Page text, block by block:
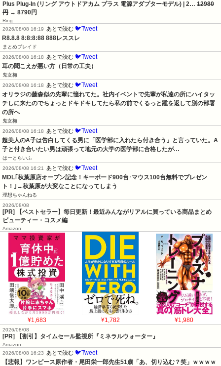
Plus Plug-In (リング アウトドアカム プラス 電源アダプターモデル) | 2… 12980
円 → 8790円
Ring
2026/08/08 16:19
あとで読む 🐦Tweet
R8.8.8 8:8:8:88 888レススレ
まとめブレイド
2026/08/08 16:18
あとで読む 🐦Tweet
耳の聞こえが悪い方（日常の工夫）
鬼女梅
2026/08/08 16:18
あとで読む 🐦Tweet
オリラジの藤森似の先輩に憧れてた。社内イベントで先輩が私達の所にハイタッ
チしに来たのでちょっとドキドキしてたら私の前でくるっと踵を返して別の部署
の所へ
鬼女梅
2026/08/08 16:18
あとで読む 🐦Tweet
超美人のA子は告白してくる男に「医学部に入れたら付き合う」と言っていた。A
子と付き合いたい男は頑張って地元の大学の医学部に合格したが…
はーとらいふ
2026/08/08 16:21
あとで読む 🐦Tweet
MDL｢秋葉原店オープン記念！キーボード900台･マウス100台無料でプレゼン
ト！｣→秋葉原が大変なことになってしまう
理想ちゃんねる
2026/08/08
[PR] 【ベストセラー】毎日更新！最近みんながリアルに買っている商品まとめ
ビューティー・コスメ編
Amazon
¥1,683 ¥1,782 ¥1,980
2026/08/08
[PR] 【割引】タイムセール監視所『ミネラルウォーター』
Amazon
2026/08/08 16:23
あとで読む 🐦Tweet
【悲報】ワンピース原作者・尾田栄一郎先生51歳「あ、切り込む？笑」ｗｗｗｗ